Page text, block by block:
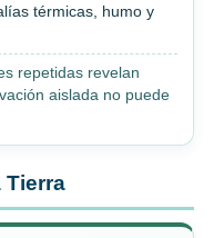
térmicas, humo y
repetidas revelan
aislada no puede
Tierra